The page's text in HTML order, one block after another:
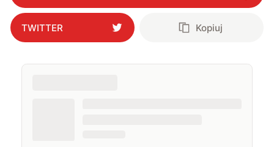
TWITTER Kopiuj